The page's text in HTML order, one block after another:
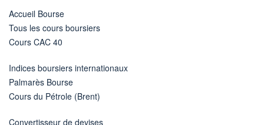
Accueil Bourse
Tous les cours boursiers
Cours CAC 40
Indices boursiers internationaux
Palmarès Bourse
Cours du Pétrole (Brent)
Convertisseur de devises